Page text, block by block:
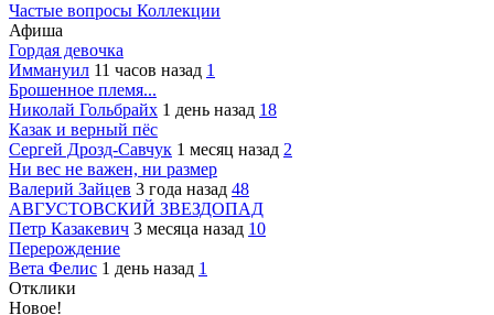
Частые вопросы Коллекции
Афиша
Гордая девочка
Иммануил 11 часов назад 1
Брошенное племя...
Николай Гольбрайх 1 день назад 18
Казак и верный пёс
Сергей Дрозд-Савчук 1 месяц назад 2
Ни вес не важен, ни размер
Валерий Зайцев 3 года назад 48
АВГУСТОВСКИЙ ЗВЕЗДОПАД
Петр Казакевич 3 месяца назад 10
Перерождение
Вета Фелис 1 день назад 1
Отклики
Новое!